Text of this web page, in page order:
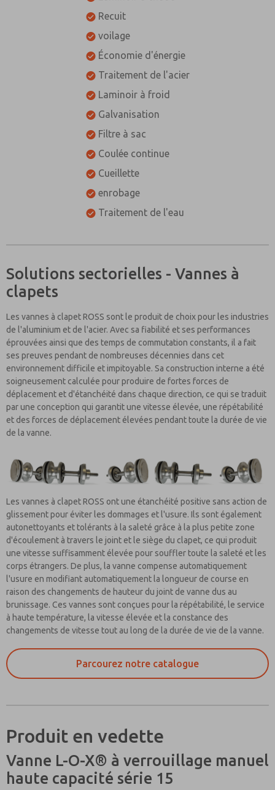
Recuit
voilage
Économie d'énergie
Traitement de l'acier
Laminoir à froid
Galvanisation
Filtre à sac
Coulée continue
Cueillette
enrobage
Traitement de l'eau
Solutions sectorielles - Vannes à
clapets
Les vannes à clapet ROSS sont le produit de choix pour les industries
de l'aluminium et de l'acier. Avec sa fiabilité et ses performances
éprouvées ainsi que des temps de commutation constants, il a fait
ses preuves pendant de nombreuses décennies dans cet
environnement difficile et impitoyable. Sa construction interne a été
soigneusement calculée pour produire de fortes forces de
déplacement et d'étanchéité dans chaque direction, ce qui se traduit
par une conception qui garantit une vitesse élevée, une répétabilité
et des forces de déplacement élevées pendant toute la durée de vie
de la vanne.
Les vannes à clapet ROSS ont une étanchéité positive sans action de
glissement pour éviter les dommages et l'usure. Ils sont également
autonettoyants et tolérants à la saleté grâce à la plus petite zone
d'écoulement à travers le joint et le siège du clapet, ce qui produit
une vitesse suffisamment élevée pour souffler toute la saleté et les
corps étrangers. De plus, la vanne compense automatiquement
l'usure en modifiant automatiquement la longueur de course en
raison des changements de hauteur du joint de vanne dus au
brunissage. Ces vannes sont conçues pour la répétabilité, le service
à haute température, la vitesse élevée et la constance des
changements de vitesse tout au long de la durée de vie de la vanne.
Parcourez notre catalogue
Produit en vedette
Vanne L-O-X® à verrouillage manuel
haute capacité série 15